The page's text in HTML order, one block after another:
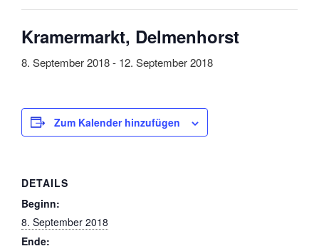
Kramermarkt, Delmenhorst
8. September 2018- 12. September 2018
Zum Kalender hinzufügen
DETAILS
Beginn:
8. September 2018
Ende: